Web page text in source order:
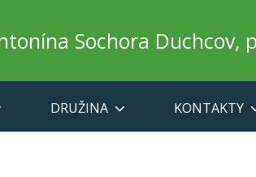
Sochora Duchcov,
DRUŽINA KONTAKTY